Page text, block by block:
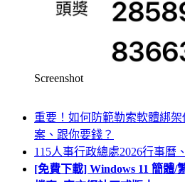
Screenshot
重要！如何防範勒索軟體綁
案、跟你要錢？
115人事行政總處2026行事曆
[免費下載] Windows 11 簡體/